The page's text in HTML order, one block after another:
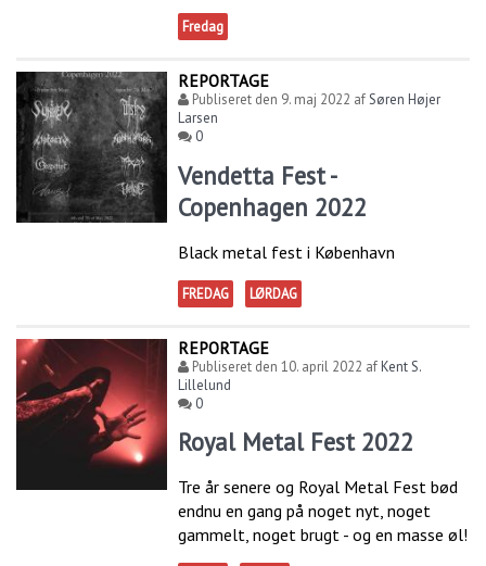
Fredag
REPORTAGE
Publiseret den 9. maj 2022 afSøren Højer
Larsen
0
Vendetta Fest -
Copenhagen 2022
Black metal fest i København
FREDAG LØRDAG
REPORTAGE
Publiseret den10. april 2022 afKent S.
Lillelund
0
Royal Metal Fest 2022
Tre år senere og Royal Metal Fest bød
endnu en gang på noget nyt, noget
gammelt, noget brugt - og en masse øl!